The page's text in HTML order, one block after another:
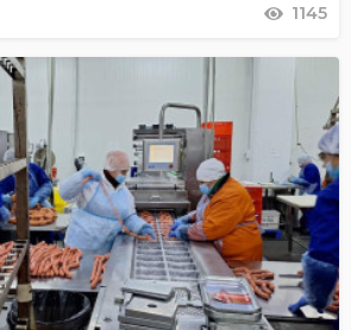
1145